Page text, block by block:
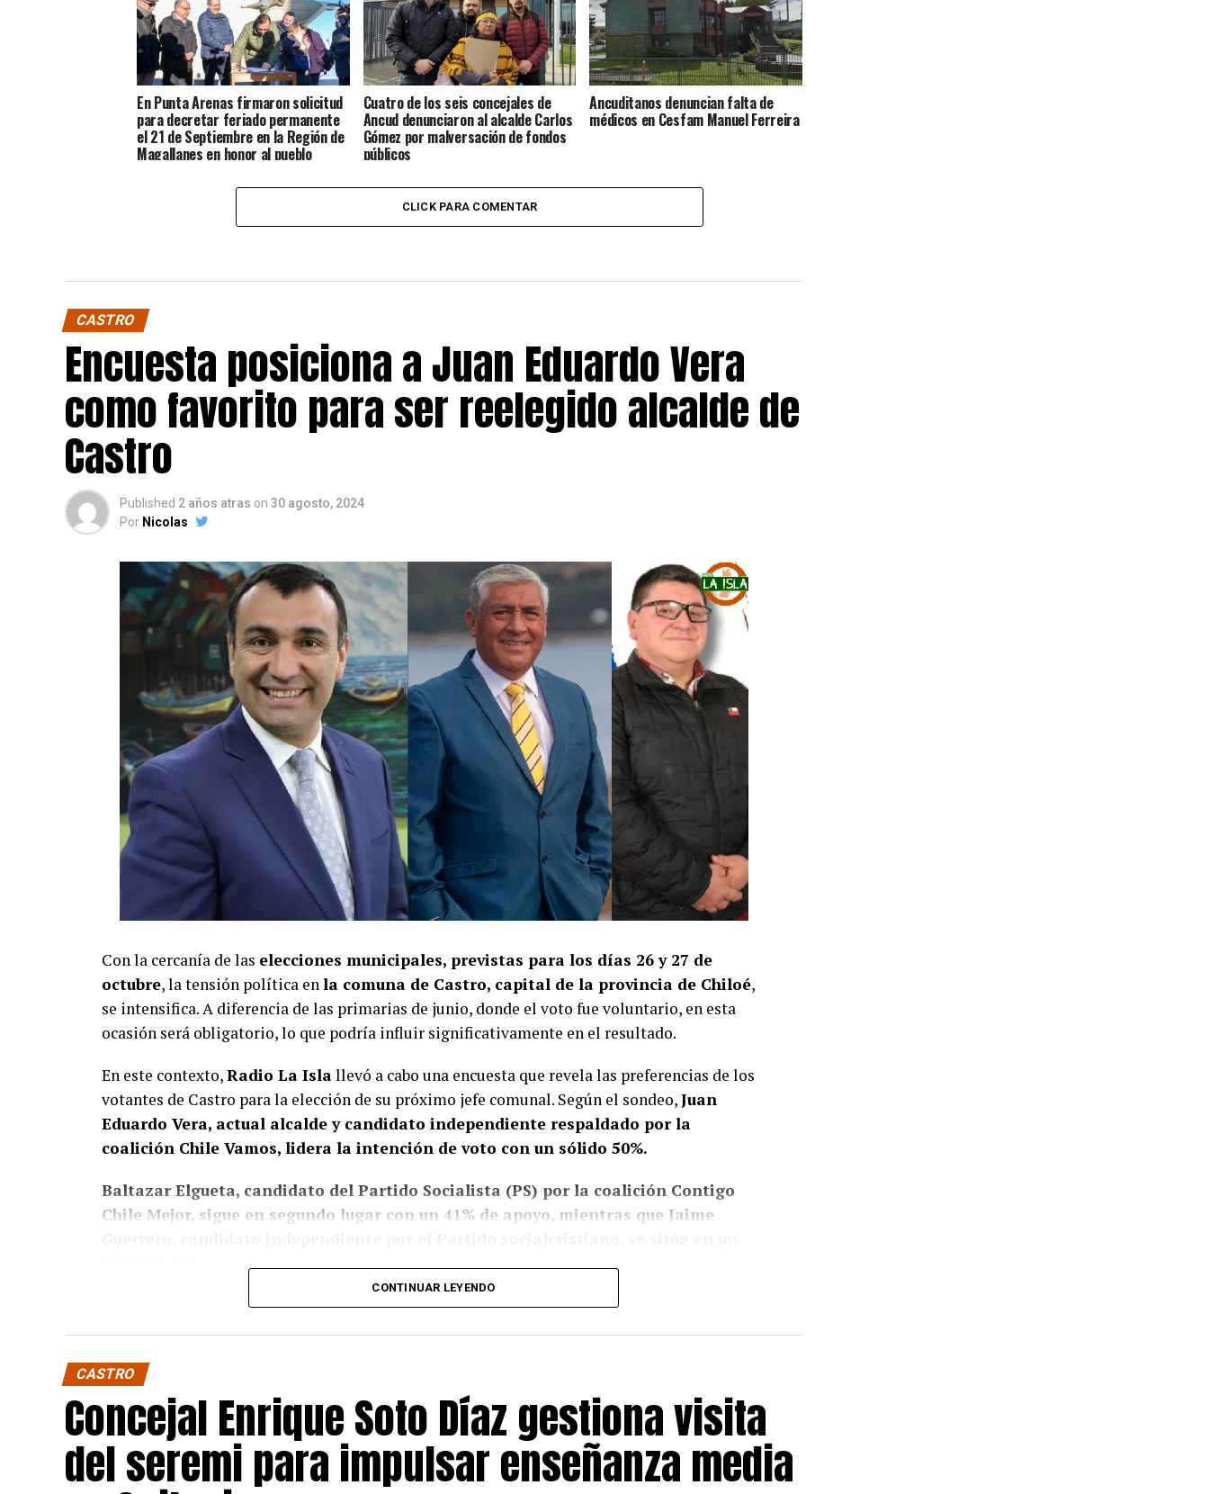
En Punta Arenas firmaron solicitud
para decretar feriado permanente
el 21 de Septiembre en la Región de
Magallanes en honor al pueblo
Cuatro de los seis concejales de
Ancud denunciaron al alcalde Carlos
Gómez por malversación de fondos
públicos
Ancuditanos denuncian falta de
médicos en Cesfam Manuel Ferreira
CLICK PARA COMENTAR
CASTRO
Encuesta posiciona a Juan Eduardo Vera
como favorito para ser reelegido alcalde de
Castro
Published 2 años atras on 30 agosto, 2024
Por Nicolas
Con la cercanía de las elecciones municipales, previstas para los días 26 y 27 de
octubre, la tensión política enla comuna de Castro, capital de la provincia de Chiloé,
se intensifica. A diferencia de las primarias de junio, donde el voto fue voluntario, en esta
ocasión será obligatorio, lo que podría influir significativamente en el resultado.
En este contexto,Radio La Islallevó a cabo una encuesta que revela las preferencias de los
votantes de Castro para la elección de su próximo jefe comunal. Según el sondeo,Juan
Eduardo Vera, actual alcalde y candidato independiente respaldado por la
coalición Chile Vamos, lidera la intención de voto con un sólido 50%.
Baltazar Elgueta, candidato del Partido Socialista (PS) por la coalición Contigo
Chile Mejor, sigue en segundo lugar con un 41% de apoyo, mientras que Jaime
Estos resultados confirman, de algún modo, pese a que no sean concluyentes, la fuerte
presencia de Vera en la política local, donde ha ejercido un liderazgo significativo,
candidata a la presidencia, Evelyn Matthei
haberle asegurado un respaldo considerable entre los votantes, lo que se refleja en la
encuesta.
Las elecciones de octubre serán decisivas para Castro, y los próximos días serán cruciales
CONTINUAR LEYENDO
CASTRO
Concejal Enrique Soto Díaz gestiona visita
del seremi para impulsar enseñanza media